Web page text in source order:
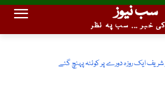
سب نیوز
خبر ... سب پہ نظر
شریف ایک روزہ دورے پر کوئٹہ پہنچ گئے